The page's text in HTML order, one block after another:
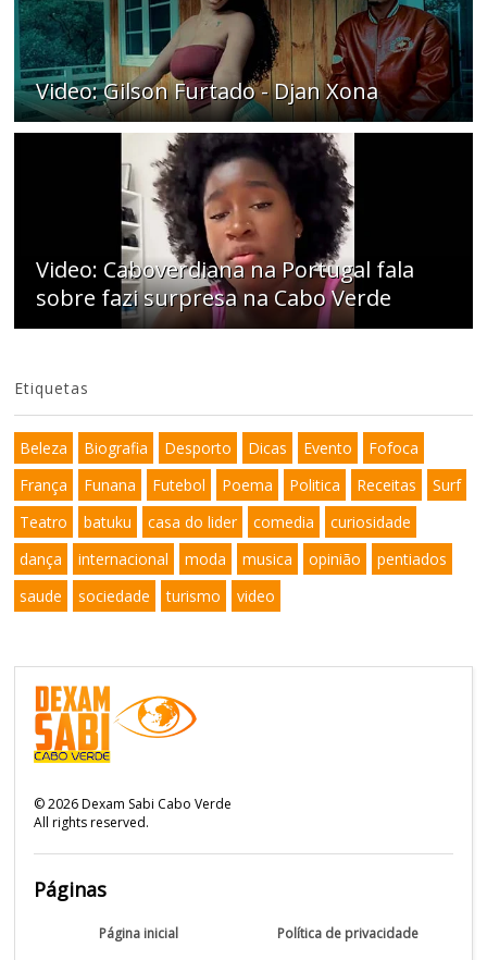
Video: Gilson Furtado - Djan Xona
Video: Caboverdiana na Portugal fala
sobre fazi surpresa na Cabo Verde
Etiquetas
Beleza Biografia Desporto Dicas Evento
Fofoca
França
Funana Futebol Poema Politica Receitas
Surf
Teatro
batuku casa do lider comedia
curiosidade
dança
internacional moda musica opinião
pentiados
saude
sociedade turismo video
©2026Dexam Sabi Cabo Verde
All rights reserved.
Páginas
Página inicial Política de privacidade